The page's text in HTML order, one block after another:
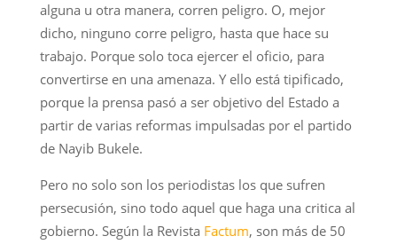
alguna u otra manera, corren peligro. O, mejor
dicho, ninguno corre peligro, hasta que hace su
trabajo. Porque solo toca ejercer el oficio, para
convertirse en una amenaza. Y ello está tipificado,
porque la prensa pasó a ser objetivo del Estado a
partir de varias reformas impulsadas por el partido
de Nayib Bukele.
Pero no solo son los periodistas los que sufren
persecusión, sino todo aquel que haga una critica al
gobierno. Según la Revista Factum, son más de 50